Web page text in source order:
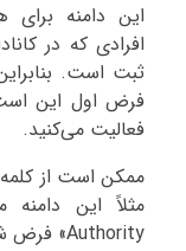
این دامنه
افرادی که در
فرض اول این است
فعالیت می‌کنید.
Authority» فرض شود.